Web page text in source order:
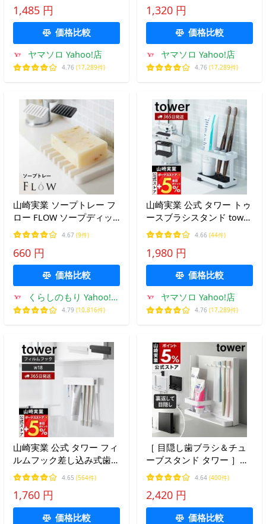
本収納 浮かせる 衛生的
10223 10224
1,485 円
価格比較
ヤマソロ Yahoo!店
4.76 (17,289件)
物収納 サニタリー 4698
4699
1,320 円
価格比較
ヤマソロ Yahoo!店
4.76 (17,289件)
山崎実業 ソープトレー フ
ロー FLOW ソープディッ
シュ 石鹸置き 石けん台 石
鹸ケース 石鹸 シリコン 白
黒 公式 7395 7398
4.67 (9件)
660 円
価格比較
くらしのもり Yahoo!シ
ョッピング店
4.79 (10,816件)
山崎実業 公式 タワー トゥ
ースブラシスタンド tower
歯ブラシホルダー 6本収納
歯ブラシスタンド 歯磨き
チューブ 小物収納 6802
6803
4.66 (44件)
1,980 円
価格比較
ヤマソロ Yahoo!店
4.76 (17,289件)
山崎実業 公式 タワー フィ
ルムフック差し込み式歯ブ
ラシ＆チューブホルダー
W18 tower 歯ブラシホル
ダー 歯磨き粉 浮かせる
1497 1498
4.65 (564件)
1,760 円
価格比較
［ 目隠し歯ブラシ＆チュ
ーブスタンド タワー ］山
崎実業 tower 目隠し 歯ブ
ラシ チューブ スタンド 5
連 yamazaki 公式 ブラッ
ク ホワイト 3505 3506
4.64 (400件)
2,420 円
価格比較